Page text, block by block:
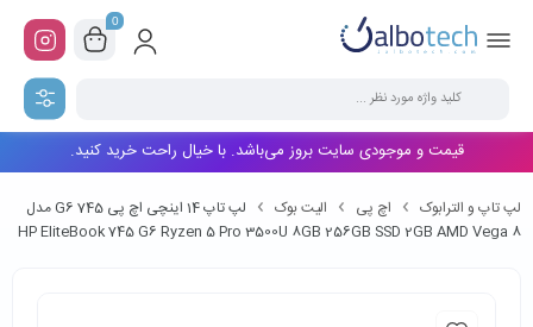
0
قیمت و موجودی سایت بروز می‌باشد. با خیال راحت خرید کنید.
لپ تاپ و الترابوک اچ پی الیت بوک
لپ تاپ 14 اینچی اچ پی 745 G6 مدل
HP EliteBook 745 G6 Ryzen 5 Pro 3500U 8GB 256GB SSD 2GB AMD Vega 8